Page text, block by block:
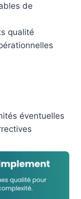
de
qualité
éventuelles